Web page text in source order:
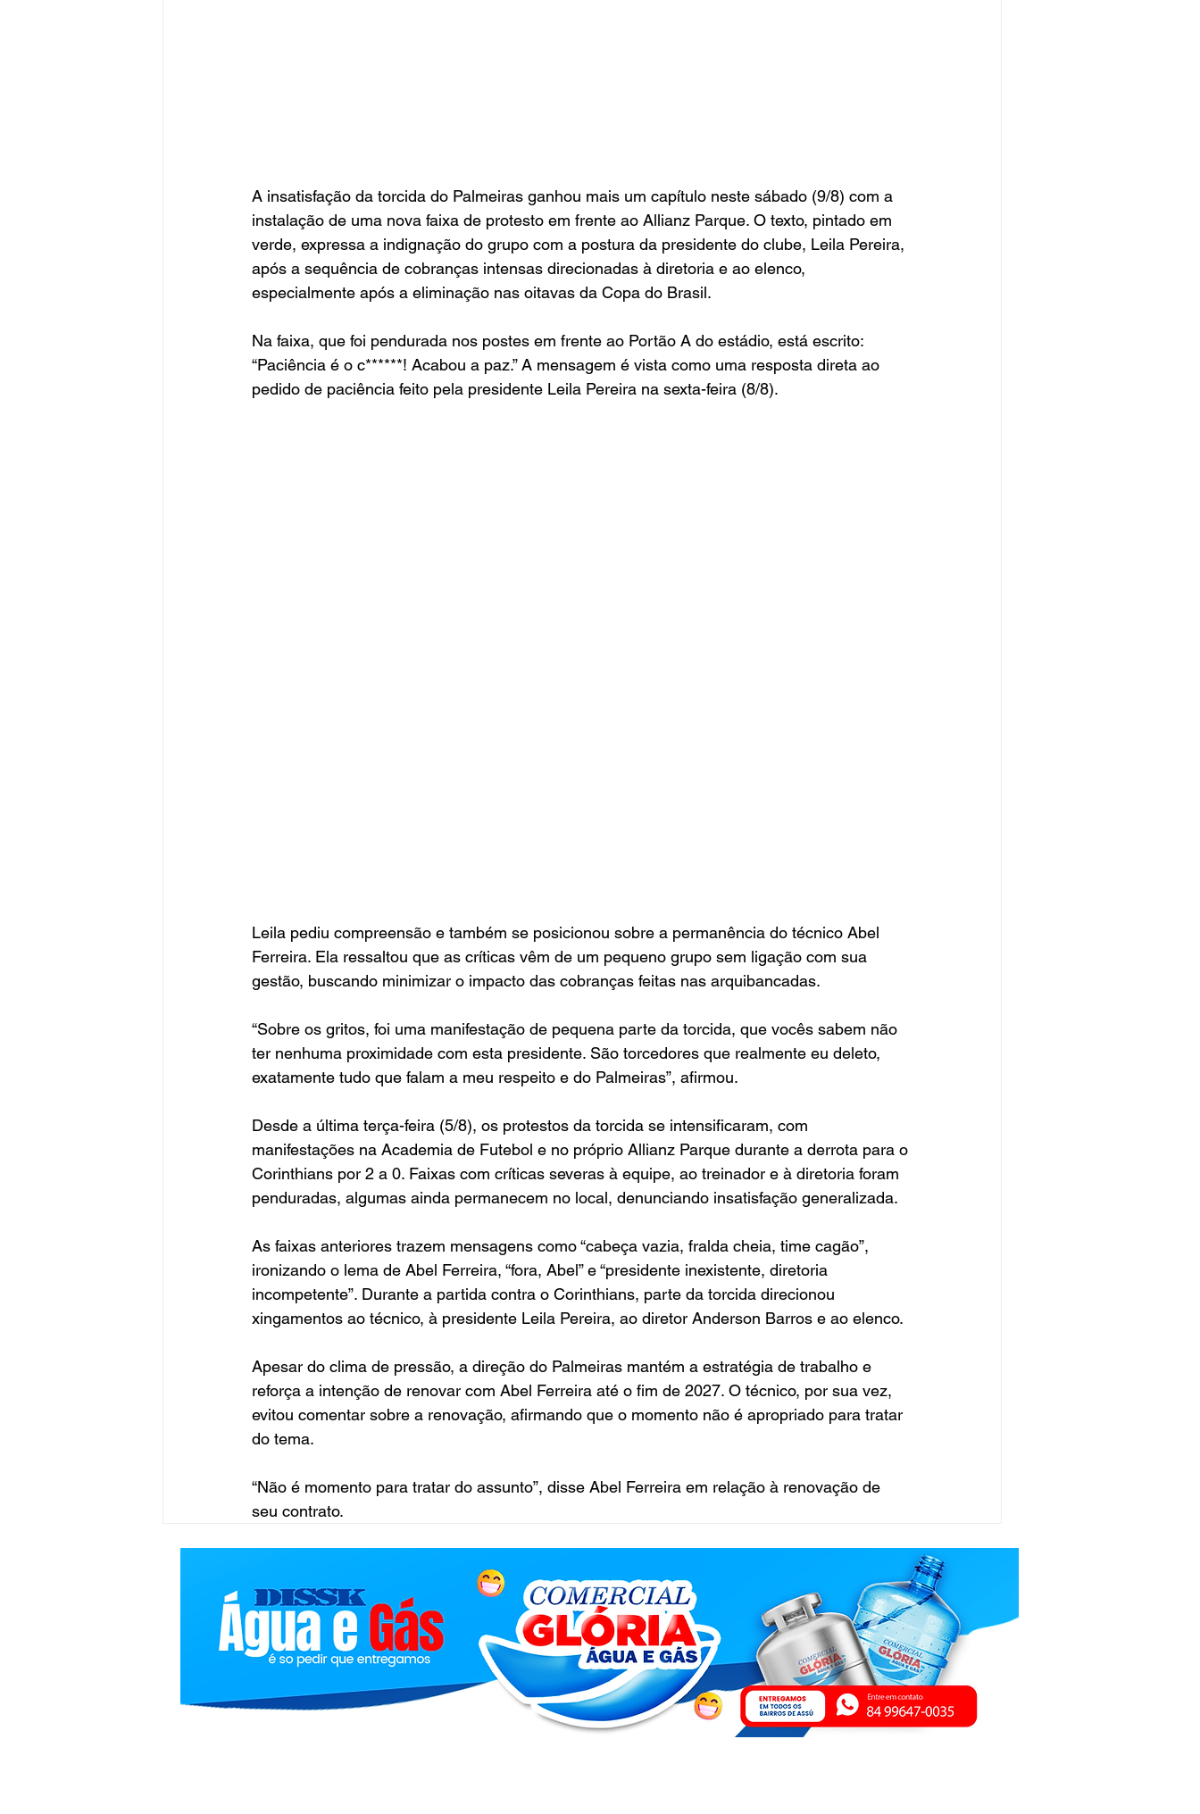
A insatisfação da torcida do Palmeiras ganhou mais um capítulo neste sábado (9/8) com a
instalação de uma nova faixa de protesto em frente ao Allianz Parque. O texto, pintado em
verde, expressa a indignação do grupo com a postura da presidente do clube, Leila Pereira,
após a sequência de cobranças intensas direcionadas à diretoria e ao elenco,
especialmente após a eliminação nas oitavas da Copa do Brasil.
Na faixa, que foi pendurada nos postes em frente ao Portão A do estádio, está escrito:
“Paciência é o c******! Acabou a paz.” A mensagem é vista como uma resposta direta ao
pedido de paciência feito pela presidente Leila Pereira na sexta-feira (8/8).
Leila pediu compreensão e também se posicionou sobre a permanência do técnico Abel
Ferreira. Ela ressaltou que as críticas vêm de um pequeno grupo sem ligação com sua
gestão, buscando minimizar o impacto das cobranças feitas nas arquibancadas.
“Sobre os gritos, foi uma manifestação de pequena parte da torcida, que vocês sabem não
ter nenhuma proximidade com esta presidente. São torcedores que realmente eu deleto,
exatamente tudo que falam a meu respeito e do Palmeiras”, afirmou.
Desde a última terça-feira (5/8), os protestos da torcida se intensificaram, com
manifestações na Academia de Futebol e no próprio Allianz Parque durante a derrota para o
Corinthians por 2 a 0. Faixas com críticas severas à equipe, ao treinador e à diretoria foram
penduradas, algumas ainda permanecem no local, denunciando insatisfação generalizada.
As faixas anteriores trazem mensagens como “cabeça vazia, fralda cheia, time cagão”,
ironizando o lema de Abel Ferreira, “fora, Abel” e “presidente inexistente, diretoria
incompetente”. Durante a partida contra o Corinthians, parte da torcida direcionou
xingamentos ao técnico, à presidente Leila Pereira, ao diretor Anderson Barros e ao elenco.
Apesar do clima de pressão, a direção do Palmeiras mantém a estratégia de trabalho e
reforça a intenção de renovar com Abel Ferreira até o fim de 2027. O técnico, por sua vez,
evitou comentar sobre a renovação, afirmando que o momento não é apropriado para tratar
do tema.
“Não é momento para tratar do assunto”, disse Abel Ferreira em relação à renovação de
seu contrato.